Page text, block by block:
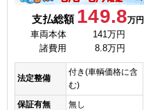
支払総額 149.8万円
車両本体
141万円
諸費用
8.8万円
法定整備
付き(車輌価格に含
む)
保証有無
無し